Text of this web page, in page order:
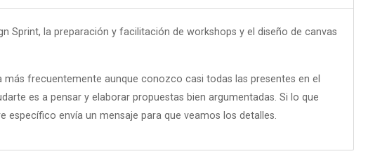
Sprint, la preparación y facilitación de workshops y el diseño de canvas
frecuentemente aunque conozco casi todas las presentes en el
es a pensar y elaborar propuestas bien argumentadas. Si lo que
envía un mensaje para que veamos los detalles.